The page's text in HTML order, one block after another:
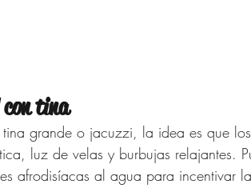
con tina
grande o jacuzzi, la idea es que
luz de velas y burbujas relajantes.
afrodisíacas al agua para incentivar